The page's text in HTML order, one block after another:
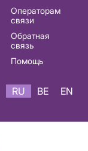
Операторам
связи
Обратная
связь
Помощь
RU BE EN